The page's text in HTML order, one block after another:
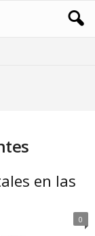
en las
0